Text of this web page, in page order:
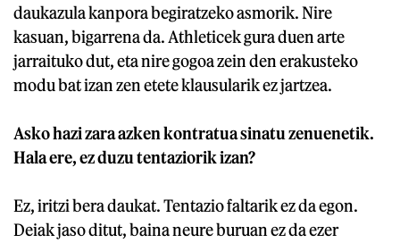
daukazula kanpora begiratzeko asmorik. Nire
kasuan, bigarrena da. Athleticek gura duen arte
jarraituko dut, eta nire gogoa zein den erakusteko
modu bat izan zen etete klausularik ez jartzea.
Asko hazi zara azken kontratua sinatu zenuenetik.
Hala ere, ez duzu tentaziorik izan?
Ez, iritzi bera daukat. Tentazio faltarik ez da egon.
Deiak jaso ditut, baina neure buruan ez da ezer